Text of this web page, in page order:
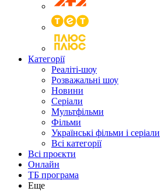
Категорії
Реаліті-шоу
Розважальні шоу
Новини
Серіали
Мультфільми
Фільми
Українські фільми і серіали
Всі категорії
Всі проєкти
Онлайн
ТБ програма
Еще